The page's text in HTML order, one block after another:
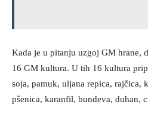
Kada je u pitanju uzgoj GM hrane,
16 GM kultura. U tih 16 kultura
soja, pamuk, uljana repica, rajčica,
pšenica, karanfil, bundeva, duhan,